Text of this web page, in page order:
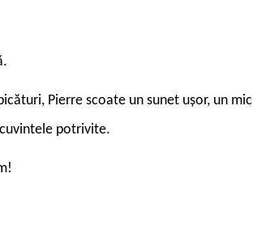
Pierre scoate un sunet ușor, un mic
potrivite.